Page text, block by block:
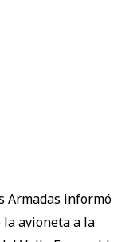
Armadas informó
la avioneta a la